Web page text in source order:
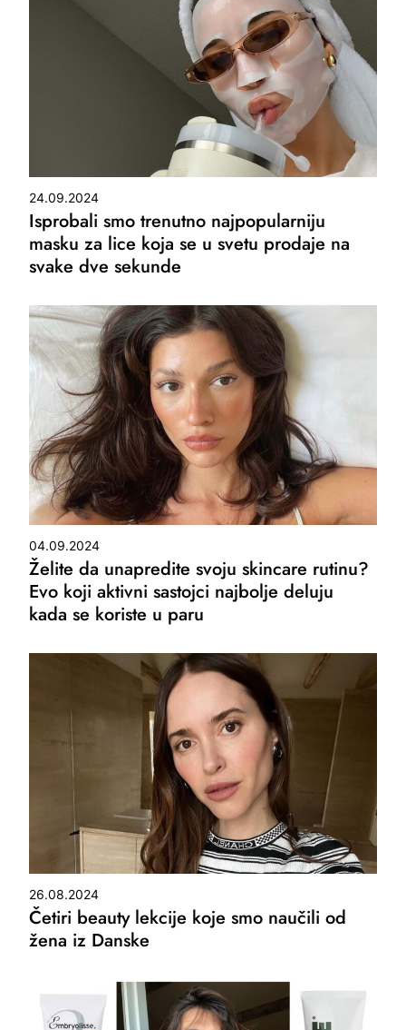
24.09.2024
Isprobali smo trenutno najpopularniju
masku za lice koja se u svetu prodaje na
svake dve sekunde
04.09.2024
Želite da unapredite svoju skincare rutinu?
Evo koji aktivni sastojci najbolje deluju
kada se koriste u paru
26.08.2024
Četiri beauty lekcije koje smo naučili od
žena iz Danske